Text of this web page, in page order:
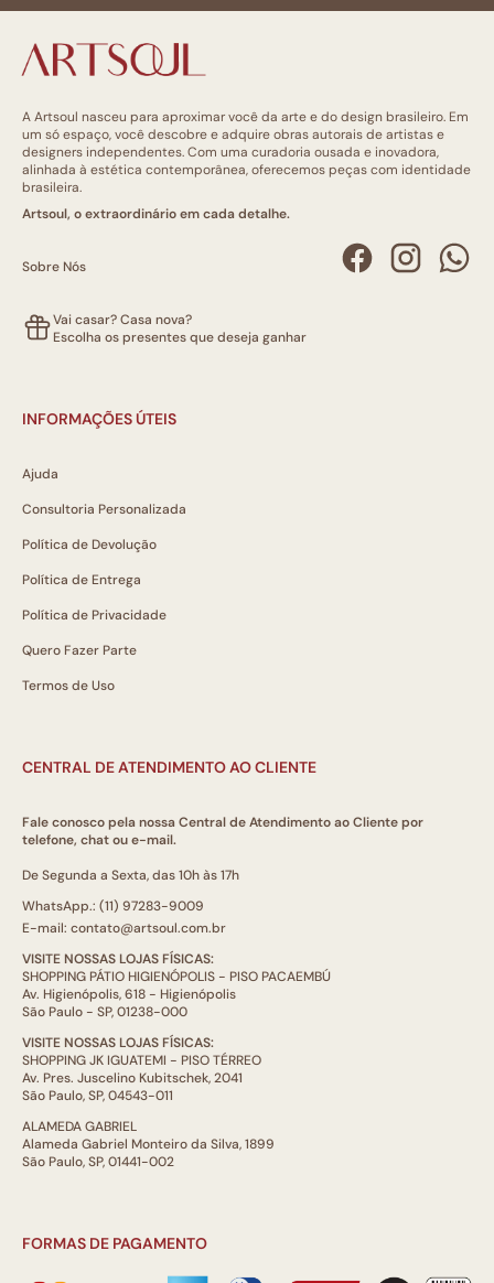
A Artsoul nasceu para aproximar você da arte e do design brasileiro. Em
um só espaço, você descobre e adquire obras autorais de artistas e
designers independentes. Com uma curadoria ousada e inovadora,
alinhada à estética contemporânea, oferecemos peças com identidade
brasileira.
Artsoul, o extraordinário em cada detalhe.
Sobre Nós
Vai casar? Casa nova?
Escolha os presentes que deseja ganhar
INFORMAÇÕES ÚTEIS
Ajuda
Consultoria Personalizada
Política de Devolução
Política de Entrega
Política de Privacidade
Quero Fazer Parte
Termos de Uso
CENTRAL DE ATENDIMENTO AO CLIENTE
Fale conosco pela nossa Central de Atendimento ao Cliente por
telefone, chat ou e-mail.
De Segunda a Sexta, das 10h às 17h
WhatsApp.: (11) 97283-9009
E-mail: contato@artsoul.com.br
VISITE NOSSAS LOJAS FÍSICAS:
SHOPPING PÁTIO HIGIENÓPOLIS - PISO PACAEMBÚ
Av. Higienópolis, 618 - Higienópolis
São Paulo - SP, 01238-000
VISITE NOSSAS LOJAS FÍSICAS:
SHOPPING JK IGUATEMI - PISO TÉRREO
Av. Pres. Juscelino Kubitschek, 2041
São Paulo, SP, 04543-011
ALAMEDA GABRIEL
Alameda Gabriel Monteiro da Silva, 1899
São Paulo, SP, 01441-002
FORMAS DE PAGAMENTO